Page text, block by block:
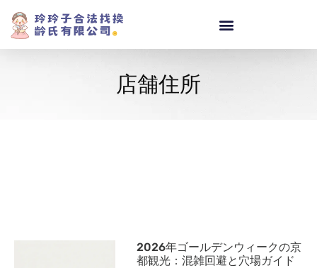
店舗住所
2026年ゴールデンウィークの京
都観光：混雑回避と穴場ガイド